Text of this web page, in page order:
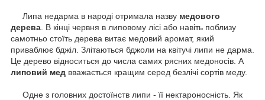
Липа недарма в народі отримала назву медового
дерева В кінці червня в липовому лісі або навіть поблизу
самотньо стоїть дерева витає медовий аромат, який
приваблює бджіл. Злітаються бджоли на квітучі липи не дарма.
Це дерево відноситься до числа самих рясних медоносів. А
липовий мед вважається кращим серед безлічі сортів меду.
Одне з головних достоїнств липи - її нектароносність. Як